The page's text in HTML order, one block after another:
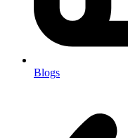
Blogs